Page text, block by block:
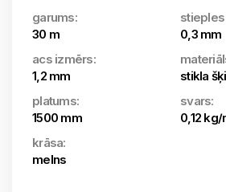
garums:
30 m
0,3 mm
acs izmērs:
1,2 mm
stikla
platums:
1500 mm
svars:
0,12 kg/
krāsa:
melns